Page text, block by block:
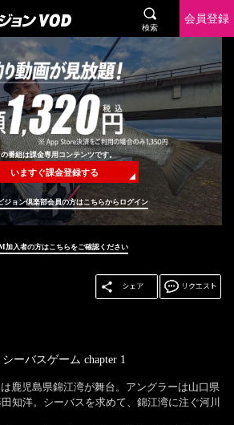
検索
会員登録
の番組は課金専用コンテンツです。
いますぐ課金登録する
ジョン倶楽部会員の方はこちらからログイン
加入者の方はこちらをご確認ください
ーバスゲーム chapter 1
鹿児島県錦江湾が舞台。アングラーは山口県
知洋。シーバスを求めて、錦江湾に注ぐ河川